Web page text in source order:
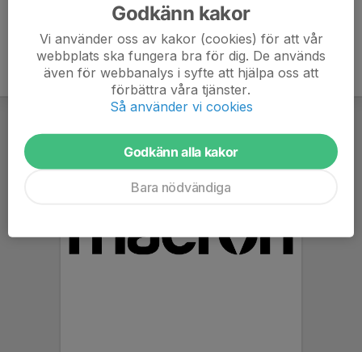
Godkänn kakor
Vi använder oss av kakor (cookies) för att vår
webbplats ska fungera bra för dig. De används
även för webbanalys i syfte att hjälpa oss att
förbättra våra tjänster.
Så använder vi cookies
Godkänn alla kakor
Bara nödvändiga